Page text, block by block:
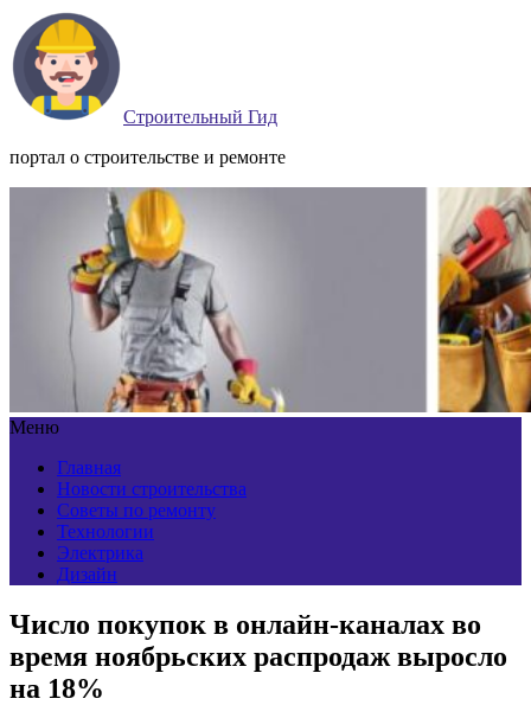
Строительный Гид
портал о строительстве и ремонте
Меню
Главная
Новости строительства
Советы по ремонту
Технологии
Электрика
Дизайн
Число покупок в онлайн-каналах во
время ноябрьских распродаж выросло
на 18%